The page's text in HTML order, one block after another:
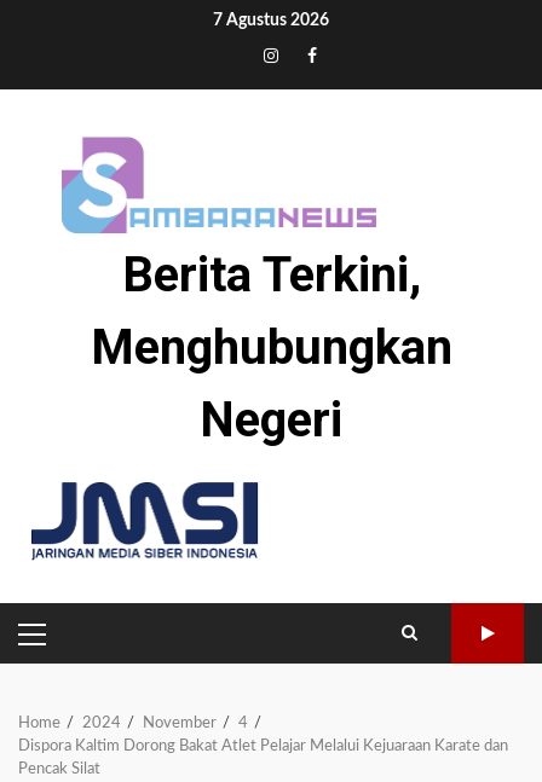
7 Agustus 2026
Tiktok
InstagramFacebook
Berita Terkini,
Menghubungkan
Negeri
PRIMARY
MENU
Home 2024 November
4
Dispora Kaltim Dorong Bakat Atlet Pelajar Melalui Kejuaraan Karate dan
Pencak Silat